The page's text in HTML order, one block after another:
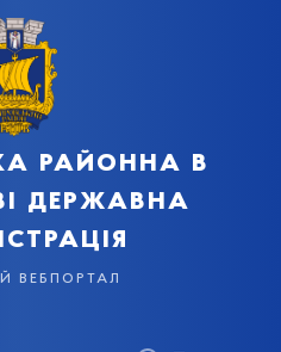
районна в
державна
вебпортал